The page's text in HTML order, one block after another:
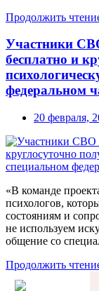
Продолжить
Участники
бесплатно и
федеральном
20 февраля,
«В команде
психологов,
состояниям и
не используем
общение со
Продолжить